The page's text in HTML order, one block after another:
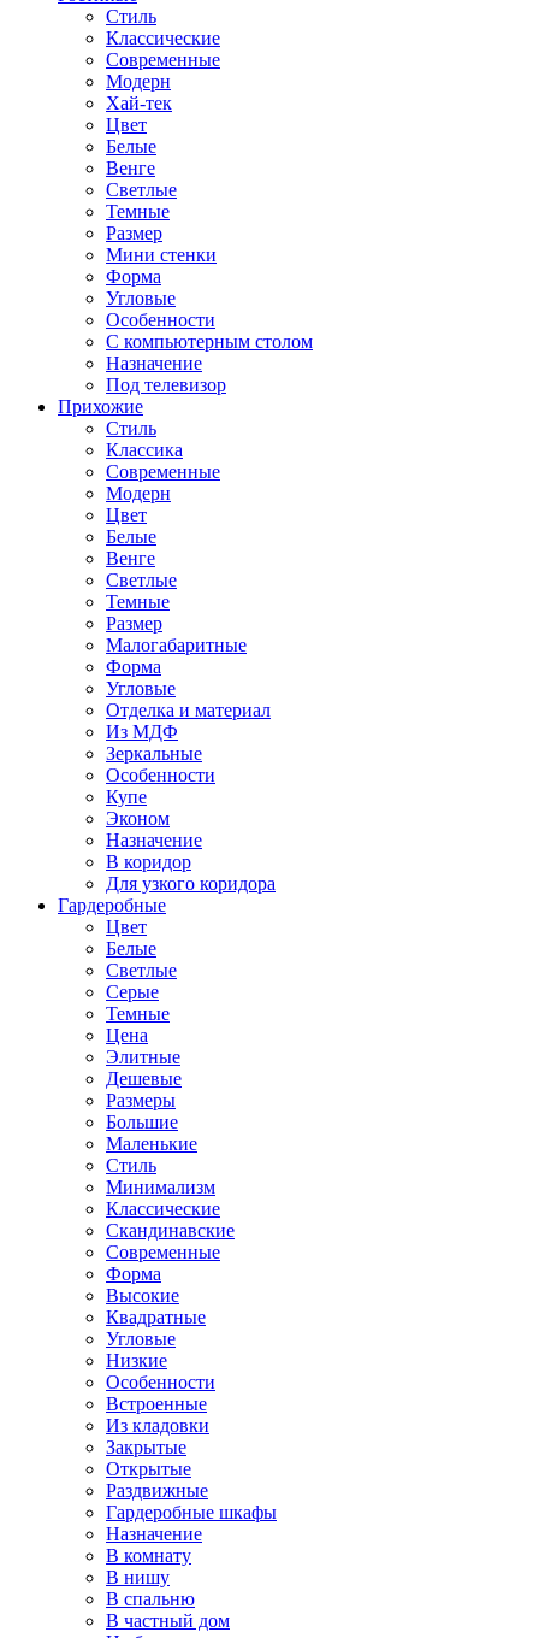
Стиль
Классические
Современные
Модерн
Хай-тек
Цвет
Белые
Венге
Светлые
Темные
Размер
Мини стенки
Форма
Угловые
Особенности
С компьютерным столом
Назначение
Под телевизор
Прихожие
Стиль
Классика
Современные
Модерн
Цвет
Белые
Венге
Светлые
Темные
Размер
Малогабаритные
Форма
Угловые
Отделка и материал
Из МДФ
Зеркальные
Особенности
Купе
Эконом
Назначение
В коридор
Для узкого коридора
Гардеробные
Цвет
Белые
Светлые
Серые
Темные
Цена
Элитные
Дешевые
Размеры
Большие
Маленькие
Стиль
Минимализм
Классические
Скандинавские
Современные
Форма
Высокие
Квадратные
Угловые
Низкие
Особенности
Встроенные
Из кладовки
Закрытые
Открытые
Раздвижные
Гардеробные шкафы
Назначение
В комнату
В нишу
В спальню
В частный дом